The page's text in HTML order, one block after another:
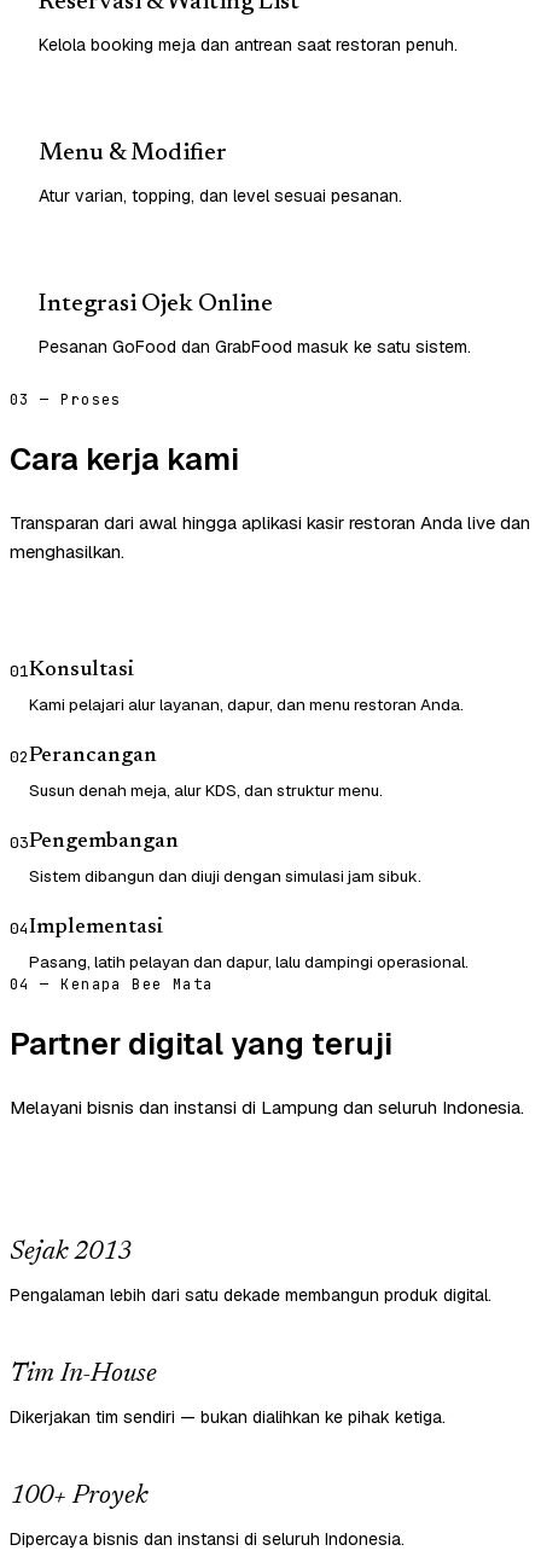
Kelola booking meja dan antrean saat restoran penuh.
Menu & Modifier
Atur varian, topping, dan level sesuai pesanan.
Integrasi Ojek Online
Pesanan GoFood dan GrabFood masuk ke satu sistem.
03 — Proses
Cara kerja kami
Transparan dari awal hingga aplikasi kasir restoran Anda live dan
menghasilkan.
01Konsultasi
Kami pelajari alur layanan, dapur, dan menu restoran Anda.
02Perancangan
Susun denah meja, alur KDS, dan struktur menu.
03Pengembangan
Sistem dibangun dan diuji dengan simulasi jam sibuk.
04Implementasi
Pasang, latih pelayan dan dapur, lalu dampingi operasional.
04 — Kenapa Bee Mata
Partner digital yang teruji
Melayani bisnis dan instansi di Lampung dan seluruh Indonesia.
Sejak 2013
Pengalaman lebih dari satu dekade membangun produk digital.
Tim In-House
Dikerjakan tim sendiri — bukan dialihkan ke pihak ketiga.
100+ Proyek
Dipercaya bisnis dan instansi di seluruh Indonesia.